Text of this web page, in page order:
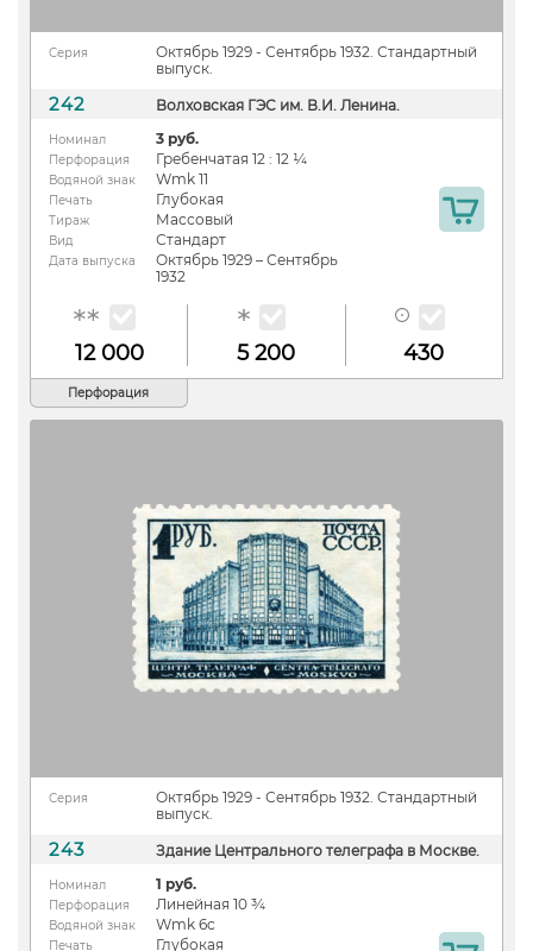
Серия
Октябрь 1929 - Сентябрь 1932. Стандартный
выпуск.
242 Волховская ГЭС им. В.И. Ленина.
Номинал 3 руб.
Перфорация Гребенчатая 12 : 12 ¼
Водяной знак Wmk 11
Печать Глубокая
Тираж Массовый
Вид Стандарт
Дата выпуска
Октябрь 1929 – Сентябрь
1932
12 000 5 200 430
Перфорация
Серия
Октябрь 1929 - Сентябрь 1932. Стандартный
выпуск.
243 Здание Центрального телеграфа в Москве.
Номинал 1 руб.
Перфорация Линейная 10 ¾
Водяной знак Wmk 6c
Печать Глубокая